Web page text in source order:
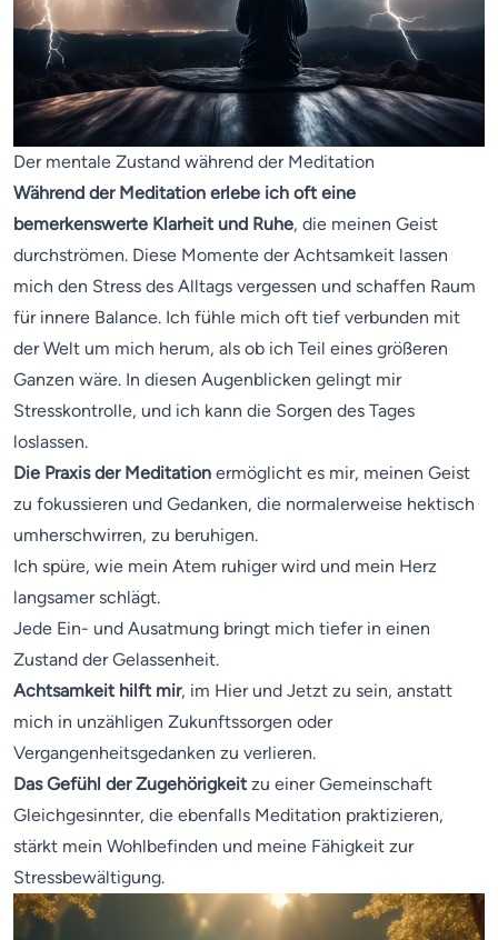
Der mentale Zustand während der Meditation
Während der Meditation erlebe ich oft eine
bemerkenswerte Klarheit und Ruhe, die meinen Geist
durchströmen. Diese Momente der Achtsamkeit lassen
mich den Stress des Alltags vergessen und schaffen Raum
für innere Balance. Ich fühle mich oft tief verbunden mit
der Welt um mich herum, als ob ich Teil eines größeren
Ganzen wäre. In diesen Augenblicken gelingt mir
Stresskontrolle, und ich kann die Sorgen des Tages
loslassen.
Die Praxis der Meditation ermöglicht es mir, meinen Geist
zu fokussieren und Gedanken, die normalerweise hektisch
umherschwirren, zu beruhigen.
Ich spüre, wie mein Atem ruhiger wird und mein Herz
langsamer schlägt.
Jede Ein- und Ausatmung bringt mich tiefer in einen
Zustand der Gelassenheit.
Achtsamkeit hilft mir, im Hier und Jetzt zu sein, anstatt
mich in unzähligen Zukunftssorgen oder
Vergangenheitsgedanken zu verlieren.
Das Gefühl der Zugehörigkeitzu einer Gemeinschaft
Gleichgesinnter, die ebenfalls Meditation praktizieren,
stärkt mein Wohlbefinden und meine Fähigkeit zur
Stressbewältigung.